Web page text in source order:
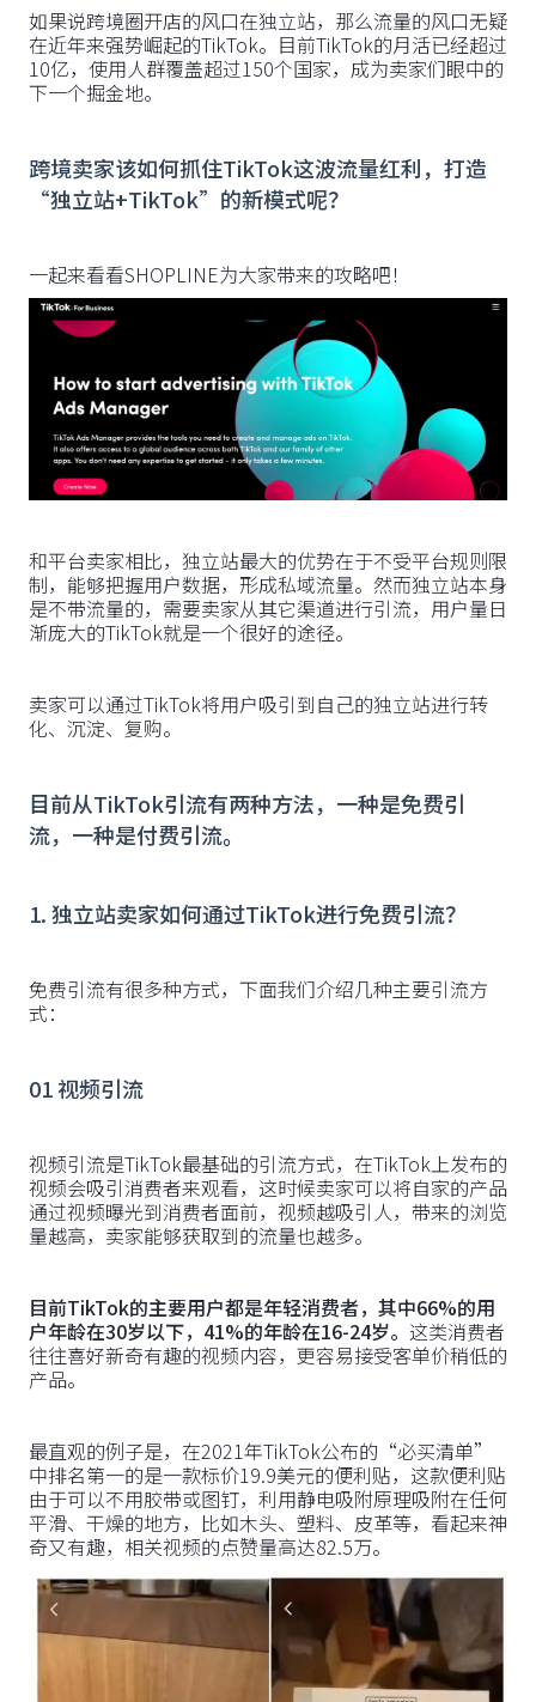
如果说跨境圈开店的风口在独立站，那么流量的风口无疑
在近年来强势崛起的TikTok。目前TikTok的月活已经超过
10亿，使用人群覆盖超过150个国家，成为卖家们眼中的
下一个掘金地。
跨境卖家该如何抓住TikTok这波流量红利，打造
“独立站+TikTok”的新模式呢？
一起来看看SHOPLINE为大家带来的攻略吧！
和平台卖家相比，独立站最大的优势在于不受平台规则限
制，能够把握用户数据，形成私域流量。然而独立站本身
是不带流量的，需要卖家从其它渠道进行引流，用户量日
渐庞大的TikTok就是一个很好的途径。
卖家可以通过TikTok将用户吸引到自己的独立站进行转
化、沉淀、复购。
目前从TikTok引流有两种方法，一种是免费引
流，一种是付费引流。
1. 独立站卖家如何通过TikTok进行免费引流？
免费引流有很多种方式，下面我们介绍几种主要引流方
式：
01 视频引流
视频引流是TikTok最基础的引流方式，在TikTok上发布的
视频会吸引消费者来观看，这时候卖家可以将自家的产品
通过视频曝光到消费者面前，视频越吸引人，带来的浏览
量越高，卖家能够获取到的流量也越多。
目前TikTok的主要用户都是年轻消费者，其中66%的用
户年龄在30岁以下，41%的年龄在16-24岁。 这类消费者
往往喜好新奇有趣的视频内容，更容易接受客单价稍低的
产品。
最直观的例子是，在2021年TikTok公布的“必买清单”
中排名第一的是一款标价19.9美元的便利贴，这款便利贴
由于可以不用胶带或图钉，利用静电吸附原理吸附在任何
平滑、干燥的地方，比如木头、塑料、皮革等，看起来神
奇又有趣，相关视频的点赞量高达82.5万。